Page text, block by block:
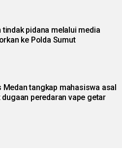
tindak pidana melalui media
ke Polda Sumut
Medan tangkap mahasiswa asal
peredaran vape getar